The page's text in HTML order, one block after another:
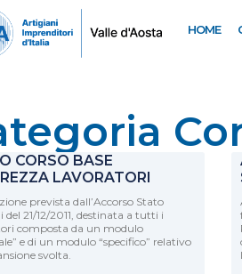
HOME
CORSO BASE
LAVORATORI
prevista dall’Accorso Stato
del 21/12/2011, destinata a tutti i
composta da un modulo
e di un modulo “specifico” relativo
svolta.